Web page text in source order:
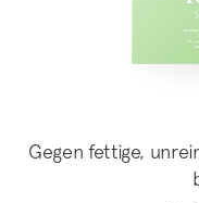
Gegen fettige,